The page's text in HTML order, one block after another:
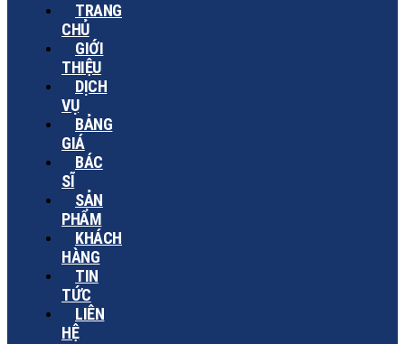
TRANG
CHỦ
GIỚI
THIỆU
DỊCH
VỤ
BẢNG
GIÁ
BÁC
SĨ
SẢN
PHẨM
KHÁCH
HÀNG
TIN
TỨC
LIÊN
HỆ